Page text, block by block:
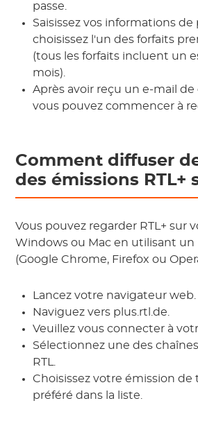
passe.
Saisissez vos informations
choisissez l'un des forfaits
(tous les forfaits incluent un
mois).
Après avoir reçu un e-mail
vous pouvez commencer à
Comment diffuser
des émissions RTL+
Vous pouvez regarder RTL+ sur
Windows ou Mac en utilisant
(Google Chrome, Firefox ou
Lancez votre navigateur web.
Naviguez vers plus.rtl.de.
Veuillez vous connecter à
Sélectionnez une des
RTL.
Choisissez votre émission
préféré dans la liste.